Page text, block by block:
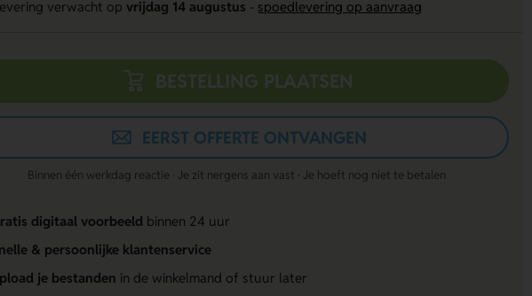
verwacht opvrijdag 14 augustus spoedlevering op aanvraag
BESTELLING PLAATSEN
EERST OFFERTE ONTVANGEN
Binnen één werkdag reactie · Je zit nergens aan vast · Je hoeft nog niet te betalen
digitaal voorbeeld binnen 24 uur
& persoonlijke klantenservice
je bestanden in de winkelmand of stuur later